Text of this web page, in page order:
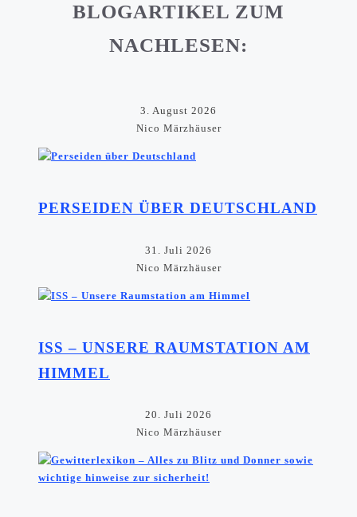
BLOGARTIKEL ZUM
NACHLESEN:
3. August 2026
Nico Märzhäuser
PERSEIDEN ÜBER DEUTSCHLAND
31. Juli 2026
Nico Märzhäuser
ISS – UNSERE RAUMSTATION AM
HIMMEL
20. Juli 2026
Nico Märzhäuser